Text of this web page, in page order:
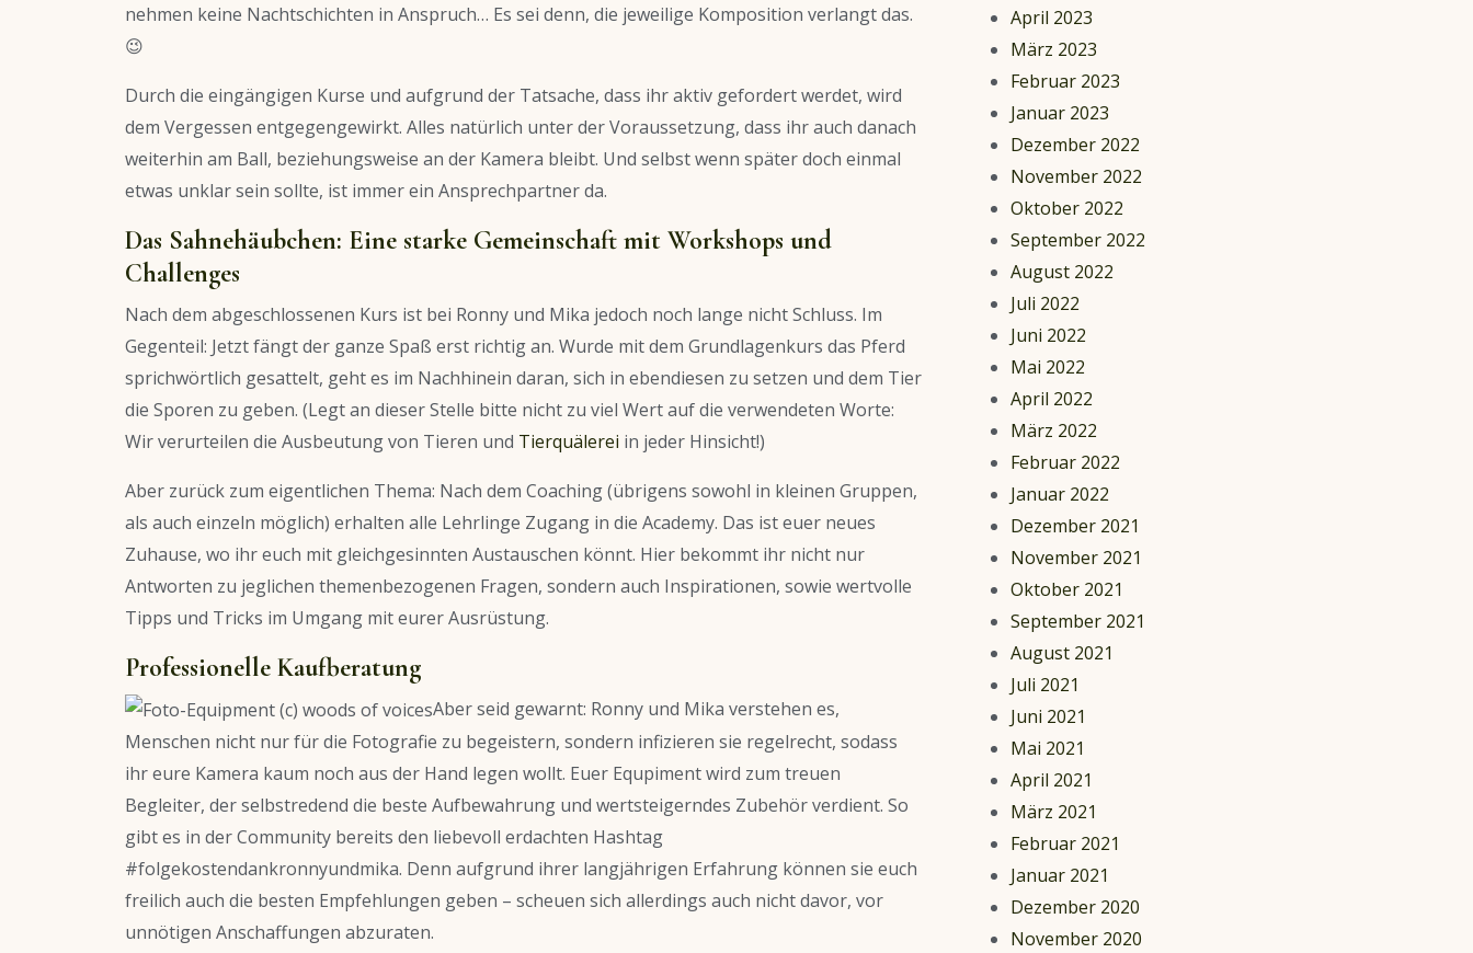
nehmen keine Nachtschichten in Anspruch… Es sei denn, die jeweilige Komposition verlangt das.
😉
Durch die eingängigen Kurse und aufgrund der Tatsache, dass ihr aktiv gefordert werdet, wird
dem Vergessen entgegengewirkt. Alles natürlich unter der Voraussetzung, dass ihr auch danach
weiterhin am Ball, beziehungsweise an der Kamera bleibt. Und selbst wenn später doch einmal
etwas unklar sein sollte, ist immer ein Ansprechpartner da.
Das Sahnehäubchen: Eine starke Gemeinschaft mit Workshops und
Challenges
Nach dem abgeschlossenen Kurs ist bei Ronny und Mika jedoch noch lange nicht Schluss. Im
Gegenteil: Jetzt fängt der ganze Spaß erst richtig an. Wurde mit dem Grundlagenkurs das Pferd
sprichwörtlich gesattelt, geht es im Nachhinein daran, sich in ebendiesen zu setzen und dem Tier
die Sporen zu geben. (Legt an dieser Stelle bitte nicht zu viel Wert auf die verwendeten Worte:
Wir verurteilen die Ausbeutung von Tieren und Tierquälerei in jeder Hinsicht!)
Aber zurück zum eigentlichen Thema: Nach dem Coaching (übrigens sowohl in kleinen Gruppen,
als auch einzeln möglich) erhalten alle Lehrlinge Zugang in die Academy. Das ist euer neues
Zuhause, wo ihr euch mit gleichgesinnten Austauschen könnt. Hier bekommt ihr nicht nur
Antworten zu jeglichen themenbezogenen Fragen, sondern auch Inspirationen, sowie wertvolle
Tipps und Tricks im Umgang mit eurer Ausrüstung.
Professionelle Kaufberatung
Aber seid gewarnt: Ronny und Mika verstehen es,
Menschen nicht nur für die Fotografie zu begeistern, sondern infizieren sie regelrecht, sodass
ihr eure Kamera kaum noch aus der Hand legen wollt. Euer Equpiment wird zum treuen
Begleiter, der selbstredend die beste Aufbewahrung und wertsteigerndes Zubehör verdient. So
gibt es in der Community bereits den liebevoll erdachten Hashtag
#folgekostendankronnyundmika. Denn aufgrund ihrer langjährigen Erfahrung können sie euch
freilich auch die besten Empfehlungen geben – scheuen sich allerdings auch nicht davor, vor
unnötigen Anschaffungen abzuraten.
April 2023
März 2023
Februar 2023
Januar 2023
Dezember 2022
November 2022
Oktober 2022
September 2022
August 2022
Juli 2022
Juni 2022
Mai 2022
April 2022
März 2022
Februar 2022
Januar 2022
Dezember 2021
November 2021
Oktober 2021
September 2021
August 2021
Juli 2021
Juni 2021
Mai 2021
April 2021
März 2021
Februar 2021
Januar 2021
Dezember 2020
November 2020